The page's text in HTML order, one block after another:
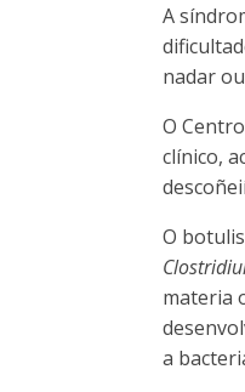
A
nadar
O
clínico,
O
materia
a